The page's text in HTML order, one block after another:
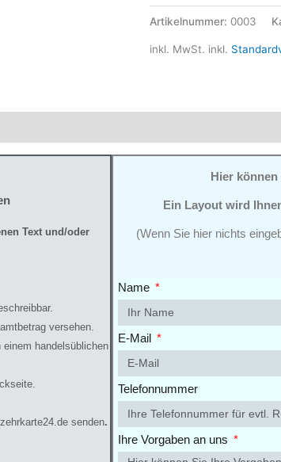
Artikelnummer: 0003
inkl. MwSt. inkl.
Text und/oder
versehen.
einem handelsüblichen
senden.
Hier
Ein Layout wird
(Wenn Sie hier nichts
Name
E-Mail
Telefonnummer
Ihre Vorgaben an uns